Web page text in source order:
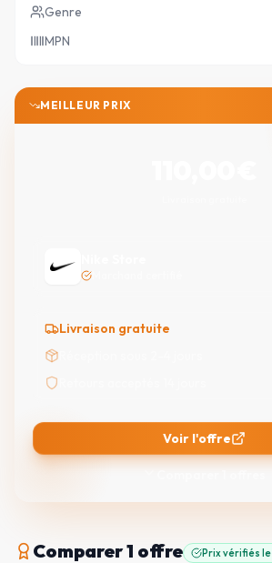
Genre
MPN
MEILLEUR PRIX
Livraison gratuite
Voir l'offre
Comparer1 offre Prix vérifiés le